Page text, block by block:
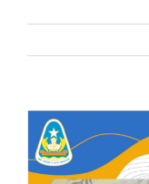
View
Larger
Image